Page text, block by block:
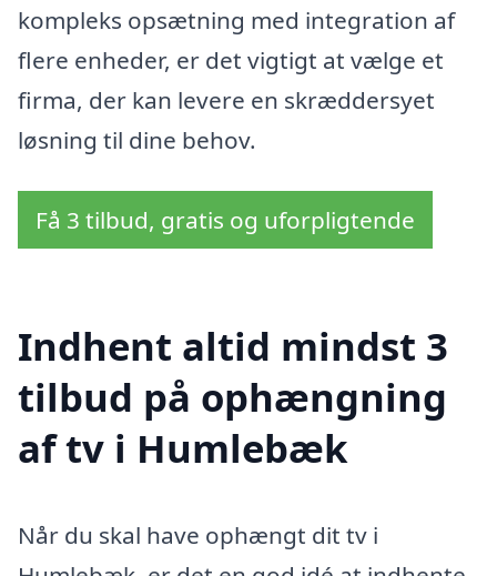
kompleks opsætning med integration af
flere enheder, er det vigtigt at vælge et
firma, der kan levere en skræddersyet
løsning til dine behov.
Få 3 tilbud, gratis og uforpligtende
Indhent altid mindst 3
tilbud på ophængning
af tv i Humlebæk
Når du skal have ophængt dit tv i